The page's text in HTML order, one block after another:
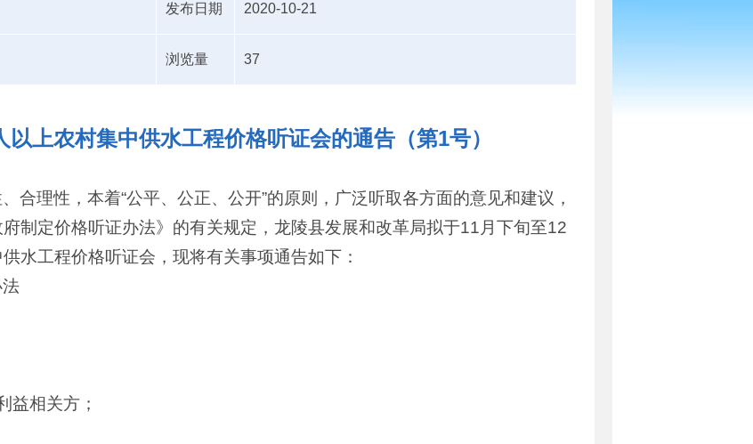
发布日期 2020-10-21
浏览量 37
上农村集中供水工程价格听证会的通告（第1号）
合理性，本着“公平、公正、公开”的原则，广泛听取各方面的意见和建议，
制定价格听证办法》的有关规定，龙陵县发展和改革局拟于11月下旬至12
水工程价格听证会，现将有关事项通告如下：
益相关方；